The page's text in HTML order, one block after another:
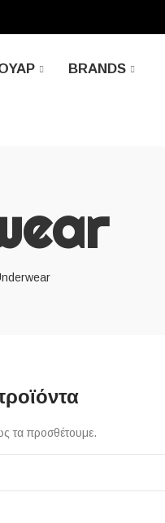
BRANDS
τα προσθέτουμε.